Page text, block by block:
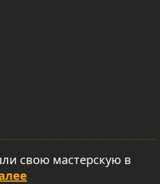
свою мастерскую в